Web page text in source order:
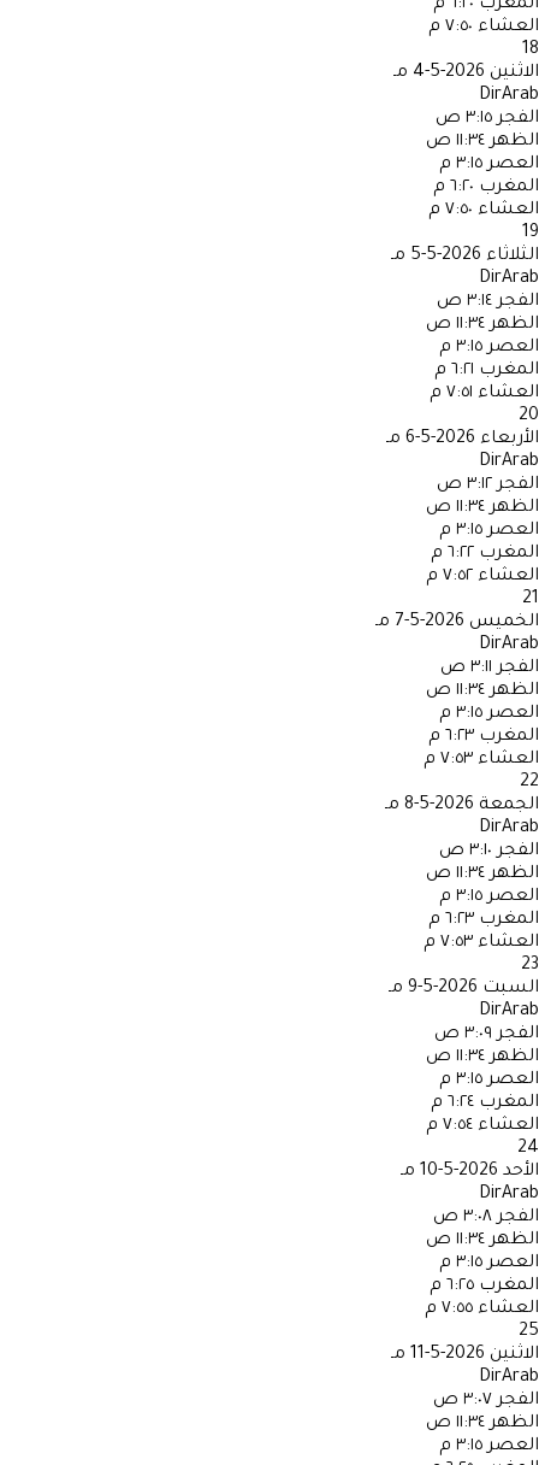
المغرب ٦:٢٠ م
العشاء ٧:٥٠ م
18
الاثنين 2026-5-4 مـ
DirArab
الفجر ٣:١٥ ص
الظهر ١١:٣٤ ص
العصر ٣:١٥ م
المغرب ٦:٢٠ م
العشاء ٧:٥٠ م
19
الثلاثاء 2026-5-5 مـ
DirArab
الفجر ٣:١٤ ص
الظهر ١١:٣٤ ص
العصر ٣:١٥ م
المغرب ٦:٢١ م
العشاء ٧:٥١ م
20
الأربعاء 2026-5-6 مـ
DirArab
الفجر ٣:١٢ ص
الظهر ١١:٣٤ ص
العصر ٣:١٥ م
المغرب ٦:٢٢ م
العشاء ٧:٥٢ م
21
الخميس 2026-5-7 مـ
DirArab
الفجر ٣:١١ ص
الظهر ١١:٣٤ ص
العصر ٣:١٥ م
المغرب ٦:٢٣ م
العشاء ٧:٥٣ م
22
الجمعة 2026-5-8 مـ
DirArab
الفجر ٣:١٠ ص
الظهر ١١:٣٤ ص
العصر ٣:١٥ م
المغرب ٦:٢٣ م
العشاء ٧:٥٣ م
23
السبت 2026-5-9 مـ
DirArab
الفجر ٣:٠٩ ص
الظهر ١١:٣٤ ص
العصر ٣:١٥ م
المغرب ٦:٢٤ م
العشاء ٧:٥٤ م
24
الأحد 2026-5-10 مـ
DirArab
الفجر ٣:٠٨ ص
الظهر ١١:٣٤ ص
العصر ٣:١٥ م
المغرب ٦:٢٥ م
العشاء ٧:٥٥ م
25
الاثنين 2026-5-11 مـ
DirArab
الفجر ٣:٠٧ ص
الظهر ١١:٣٤ ص
العصر ٣:١٥ م